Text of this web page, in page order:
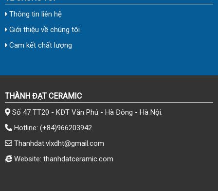
Thông tin liên hệ
Giới thiệu về chúng tôi
Cam kết chất lượng
THÀNH ĐẠT CERAMIC
Số 47 TT20 - KĐT Văn Phú - Hà Đông - Hà Nội.
Hotline: (+84)966203942
Thanhdat.vlxdht@gmail.com
Website: thanhdatceramic.com